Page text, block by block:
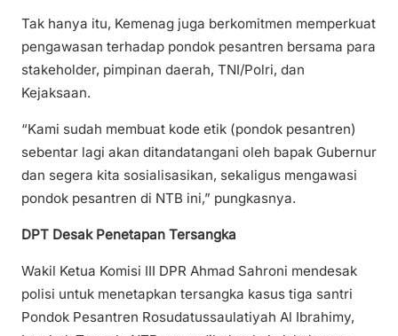
Tak hanya itu, Kemenag juga berkomitmen memperkuat
pengawasan terhadap pondok pesantren bersama para
stakeholder, pimpinan daerah, TNI/Polri, dan
Kejaksaan.
“Kami sudah membuat kode etik (pondok pesantren)
sebentar lagi akan ditandatangani oleh bapak Gubernur
dan segera kita sosialisasikan, sekaligus mengawasi
pondok pesantren di NTB ini,” pungkasnya.
DPT Desak Penetapan Tersangka
Wakil Ketua Komisi III DPR Ahmad Sahroni mendesak
polisi untuk menetapkan tersangka kasus tiga santri
Pondok Pesantren Rosudatussaulatiyah Al Ibrahimy,